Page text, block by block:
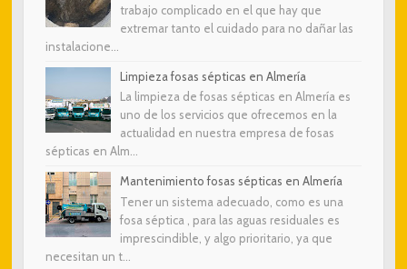
trabajo complicado en el que hay que
extremar tanto el cuidado para no dañar las
instalacione...
Limpieza fosas sépticas en Almería
La limpieza de fosas sépticas en Almería es
uno de los servicios que ofrecemos en la
actualidad en nuestra empresa de fosas
sépticas en Alm...
Mantenimiento fosas sépticas en Almería
Tener un sistema adecuado, como es una
fosa séptica , para las aguas residuales es
imprescindible, y algo prioritario, ya que
necesitan un t...